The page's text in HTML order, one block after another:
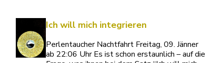
Ich will mich integrieren
Perlentaucher Nachtfahrt Freitag, 09. Jänner
ab 22:06 Uhr Es ist schon erstaunlich – auf die